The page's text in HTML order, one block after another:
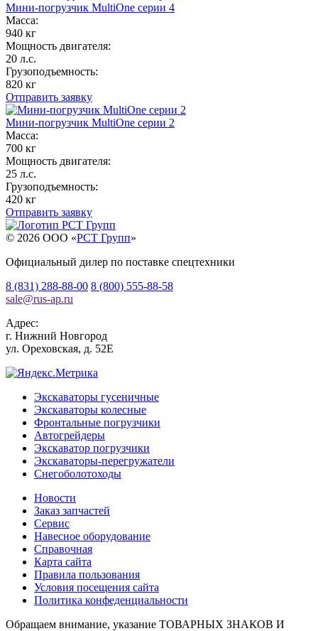
Мини-погрузчик MultiОne серии 4
Масса:
940 кг
Мощность двигателя:
20 л.с.
Грузоподъемность:
820 кг
Отправить заявку
Мини-погрузчик MultiОne серии 2
Масса:
700 кг
Мощность двигателя:
25 л.с.
Грузоподъемность:
420 кг
Отправить заявку
© 2026 OOO «РСТ Групп»
Официальный дилер по поставке спецтехники
8 (831) 288-88-00 8 (800) 555-88-58
sale@rus-ap.ru
Адрес:
г. Нижний Новгород
ул. Ореховская, д. 52Е
Экскаваторы гусеничные
Экскаваторы колесные
Фронтальные погрузчики
Автогрейдеры
Экскаватор погрузчики
Экскаваторы-перегружатели
Снегоболотоходы
Новости
Заказ запчастей
Сервис
Навесное оборудование
Справочная
Карта сайта
Правила пользования
Условия посещения сайта
Политика конфеденциальности
Обращаем внимание, указание ТОВАРНЫХ ЗНАКОВ И